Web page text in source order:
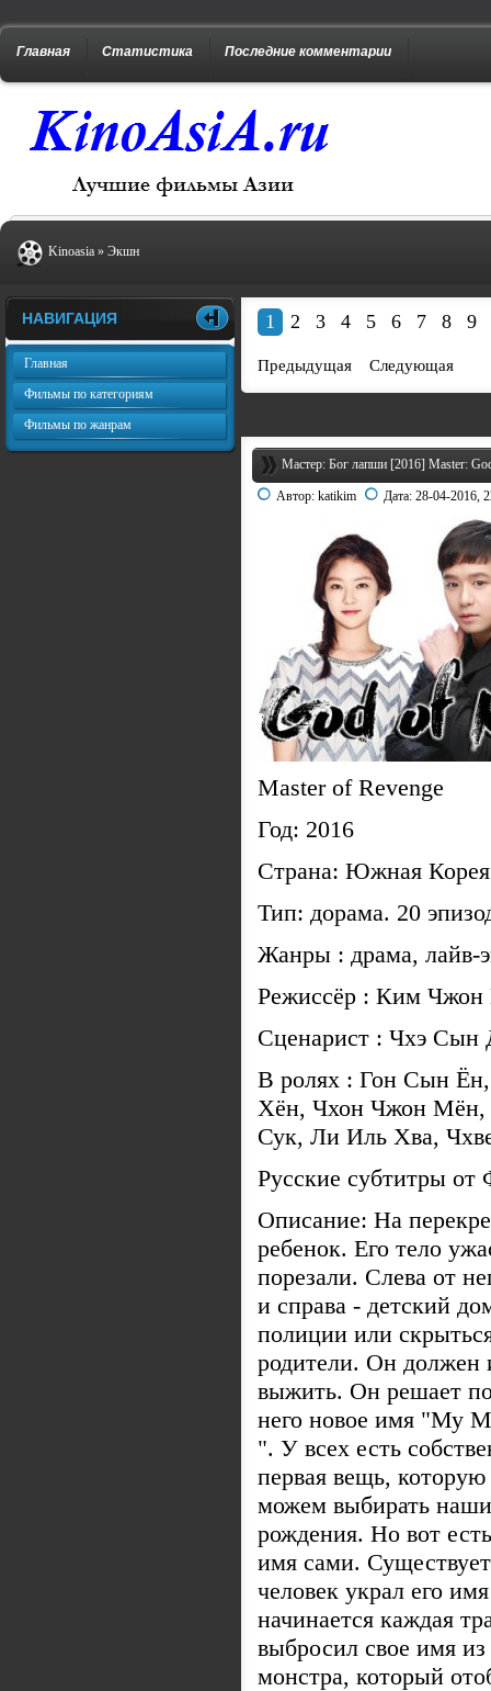
Главная Статистика Последние комментарии
Kinoasia » Экшн
1 2 3 4 5 6 7 8 9
Предыдущая Следующая
Мастер: Бог лапши [2016] Master:
Автор: katikim Дата: 28-04-2016,
Master of Revenge
Год: 2016
Страна: Южная
Тип: дорама. 20
Жанры : драма, лайв-
Режиссёр : Ким Чжон
Сценарист : Чхэ Сын
В ролях : Гон Сын
Хён, Чхон Чжон
Сук, Ли Иль Хва,
Русские субтитры
Описание: На
ребенок. Его тело
порезали. Слева от
и справа - детский
полиции или
родители. Он должен
выжить. Он решает
него новое имя "Му
". У всех есть
первая вещь,
можем выбирать
рождения. Но вот
имя сами.
человек украл его
начинается каждая
выбросил свое имя
монстра, который
НАВИГАЦИЯ
Главная
Фильмы по категориям
Фильмы по жанрам